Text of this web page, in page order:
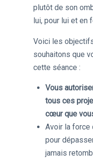
plutôt de son
lui, pour lui et en
Voici les
souhaitons que
cette séance :
Vous
tous ces
cœur que
​Avoir la force
pour
jamais